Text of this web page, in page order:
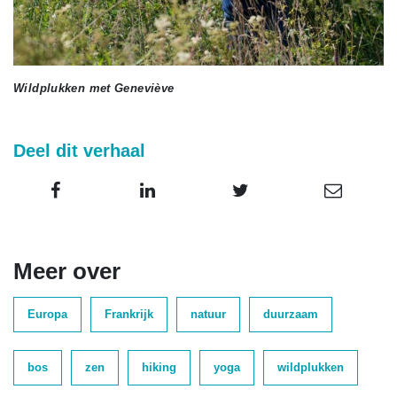
Wildplukken met Geneviève
Deel dit verhaal
Meer over
Europa Frankrijk natuur duurzaam
bos zen hiking yoga wildplukken